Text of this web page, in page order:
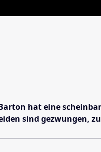
hat eine
sind gezwungen,